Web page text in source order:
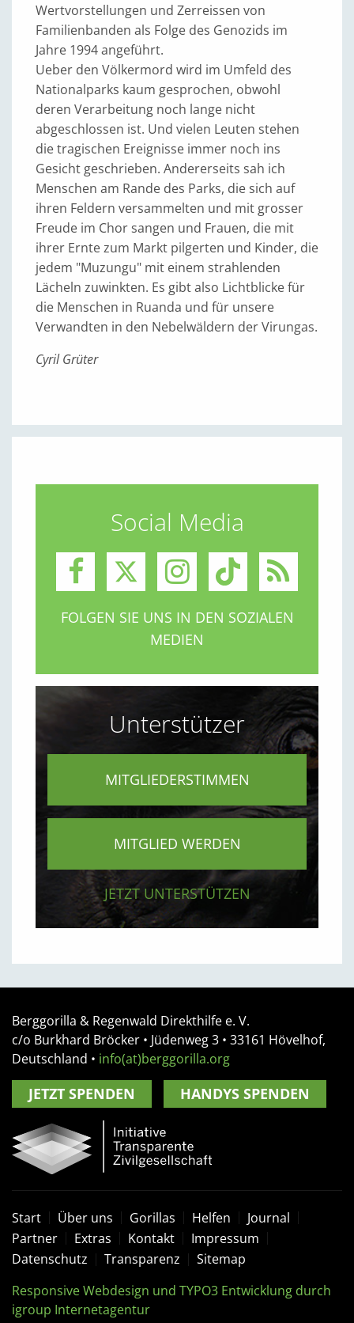
Wertvorstellungen und Zerreissen von
Familienbanden als Folge des Genozids im
Jahre 1994 angeführt.
Ueber den Völkermord wird im Umfeld des
Nationalparks kaum gesprochen, obwohl
deren Verarbeitung noch lange nicht
abgeschlossen ist. Und vielen Leuten stehen
die tragischen Ereignisse immer noch ins
Gesicht geschrieben. Andererseits sah ich
Menschen am Rande des Parks, die sich auf
ihren Feldern versammelten und mit grosser
Freude im Chor sangen und Frauen, die mit
ihrer Ernte zum Markt pilgerten und Kinder, die
jedem "Muzungu" mit einem strahlenden
Lächeln zuwinkten. Es gibt also Lichtblicke für
die Menschen in Ruanda und für unsere
Verwandten in den Nebelwäldern der Virungas.
Cyril Grüter
Social Media
FOLGEN SIE UNS IN DEN SOZIALEN
MEDIEN
Unterstützer
MITGLIEDERSTIMMEN
MITGLIED WERDEN
JETZT UNTERSTÜTZEN
Berggorilla & Regenwald Direkthilfe e. V.
c/o Burkhard Bröcker • Jüdenweg 3 • 33161 Hövelhof,
Deutschland • info(at)berggorilla.org
JETZT SPENDEN HANDYS SPENDEN
Start Über uns Gorillas Helfen
Journal
Partner
Extras Kontakt
Impressum
Datenschutz
Transparenz
Sitemap
Responsive Webdesign und TYPO3 Entwicklung durch
igroup Internetagentur